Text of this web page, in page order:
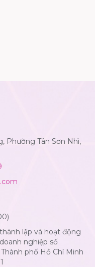
Phường Tân Sơn Nhì,
lập và hoạt động
nghiệp số
Thành phố Hồ Chí Minh